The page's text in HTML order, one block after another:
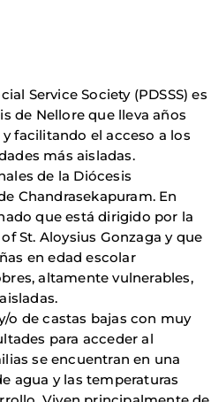
Service Society (PDSSS) es
de Nellore que lleva años
facilitando el acceso a los
más aisladas.
de la Diócesis
Chandrasekapuram. En
que está dirigido por la
St. Aloysius Gonzaga y que
en edad escolar
altamente vulnerables,
o de castas bajas con muy
para acceder al
se encuentran en una
agua y las temperaturas